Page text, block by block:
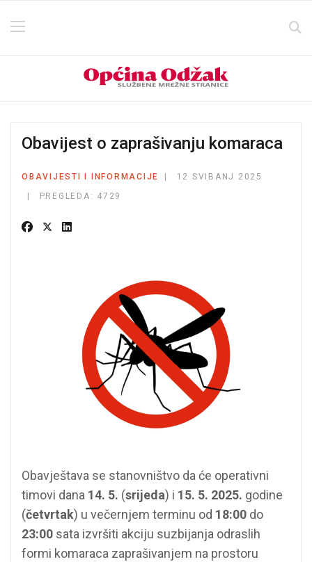
Obavijest o zaprašivanju komaraca
OBAVIJESTI I INFORMACIJE
12 SVIBANJ 2025
PREGLEDA: 4729
Obavještava se stanovništvo da će operativni
timovi dana 14. 5. (srijeda) i 15. 5. 2025. godine
(četvrtak) u večernjem terminu od 18:00 do
23:00 sata izvršiti akciju suzbijanja odraslih
formi komaraca zaprašivanjem na prostoru